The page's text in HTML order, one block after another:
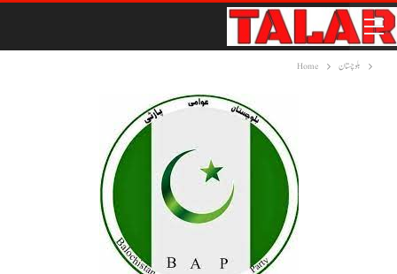
Home بلوچستان